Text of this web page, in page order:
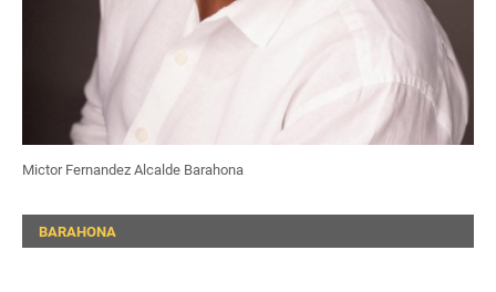
Mictor Fernandez Alcalde Barahona
BARAHONA